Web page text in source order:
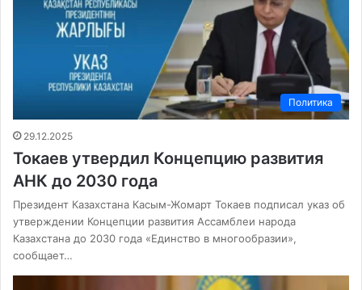
Политика
29.12.2025
Токаев утвердил Концепцию развития
АНК до 2030 года
Президент Казахстана Касым-Жомарт Токаев подписал указ об
утверждении Концепции развития Ассамблеи народа
Казахстана до 2030 года «Единство в многообразии»,
сообщает…